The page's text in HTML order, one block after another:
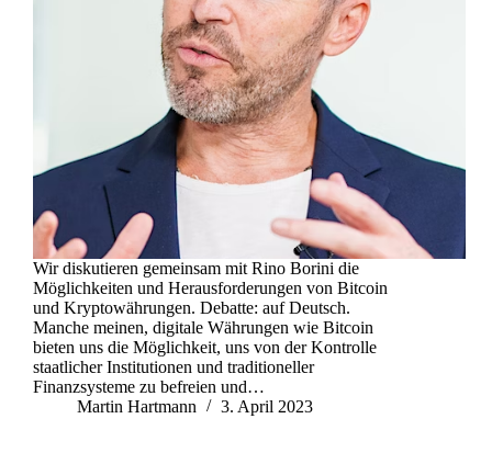
Wir diskutieren gemeinsam mit Rino Borini die
Möglichkeiten und Herausforderungen von Bitcoin
und Kryptowährungen. Debatte: auf Deutsch.
Manche meinen, digitale Währungen wie Bitcoin
bieten uns die Möglichkeit, uns von der Kontrolle
staatlicher Institutionen und traditioneller
Finanzsysteme zu befreien und…
Martin Hartmann
3. April 2023